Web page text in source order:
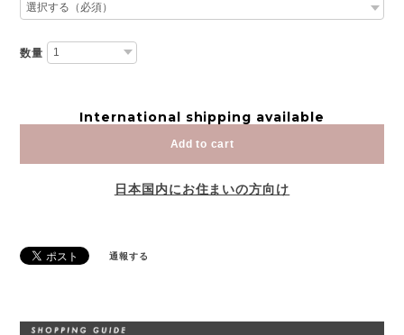
数量
International shipping available
Add to cart
日本国内にお住まいの方向け
通報する